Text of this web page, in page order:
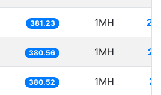
381.23 1MH
380.56 1MH
380.52 1MH